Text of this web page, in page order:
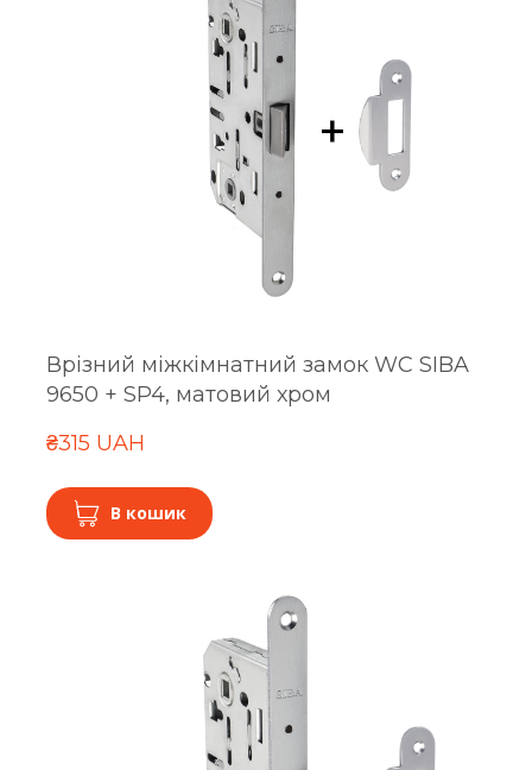
Врізний міжкімнатний замок WC SIBA
9650 + SP4, матовий хром
₴315 UAH
В кошик